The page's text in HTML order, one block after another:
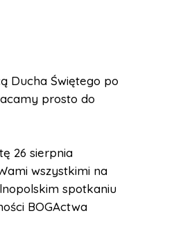
Ducha Świętego po
prosto do
26 sierpnia
wszystkimi na
spotkaniu
BOGActwa